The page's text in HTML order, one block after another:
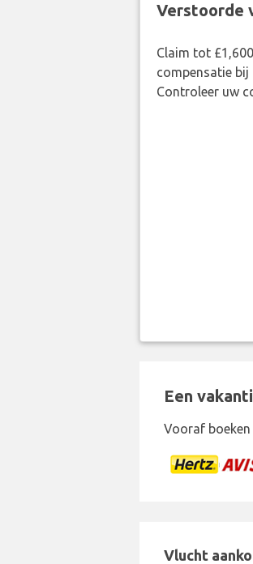
Verstoorde
Claim tot
compensatie bij
Controleer uw
Een
Vooraf boeken
Vlucht